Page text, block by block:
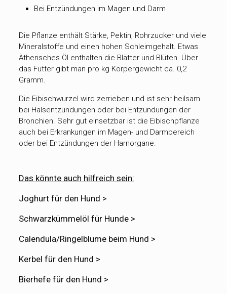
Bei Entzündungen im Magen und Darm
Die Pflanze enthält Stärke, Pektin, Rohrzucker und viele
Mineralstoffe und einen hohen Schleimgehalt. Etwas
Ätherisches Öl enthalten die Blätter und Blüten. Über
das Futter gibt man pro kg Körpergewicht ca. 0,2
Gramm.
Die Eibischwurzel wird zerrieben und ist sehr heilsam
bei Halsentzündungen oder bei Entzündungen der
Bronchien. Sehr gut einsetzbar ist die Eibischpflanze
auch bei Erkrankungen im Magen- und Darmbereich
oder bei Entzündungen der Harnorgane.
Das könnte auch hilfreich sein:
Joghurt für den Hund >
Schwarzkümmelöl für Hunde >
Calendula/Ringelblume beim Hund >
Kerbel für den Hund >
Bierhefe für den Hund >